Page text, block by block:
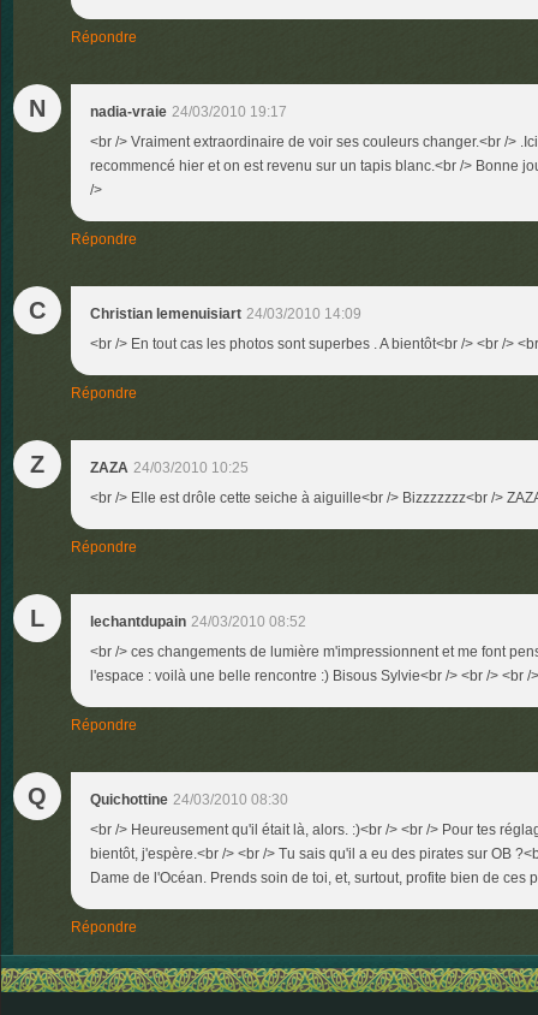
Répondre
N nadia-vraie 24/03/2010 19:17
<br /> Vraiment extraordinaire de voir ses couleurs changer.<br />
recommencé hier et on est revenu sur un tapis blanc.<br /> Bonne
/>
Répondre
C Christian lemenuisiart 24/03/2010 14:09
<br /> En tout cas les photos sont superbes . A bientôt<br /> <br />
Répondre
Z ZAZA 24/03/2010 10:25
<br /> Elle est drôle cette seiche à aiguille<br /> Bizzzzzzz<br />
Répondre
L lechantdupain 24/03/2010 08:52
<br /> ces changements de lumière m'impressionnent et me font
l'espace : voilà une belle rencontre :) Bisous Sylvie<br /> <br /> <br />
Répondre
Q Quichottine 24/03/2010 08:30
<br /> Heureusement qu'il était là, alors. :)<br /> <br /> Pour tes
bientôt, j'espère.<br /> <br /> Tu sais qu'il a eu des pirates sur OB
Dame de l'Océan. Prends soin de toi, et, surtout, profite bien de ces
Répondre